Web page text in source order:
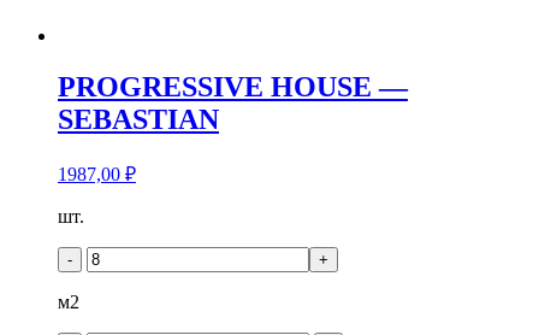
PROGRESSIVE HOUSE —
SEBASTIAN
1987,00 ₽
Количество
PROGRESSIVE
-
шт.
- +
м2